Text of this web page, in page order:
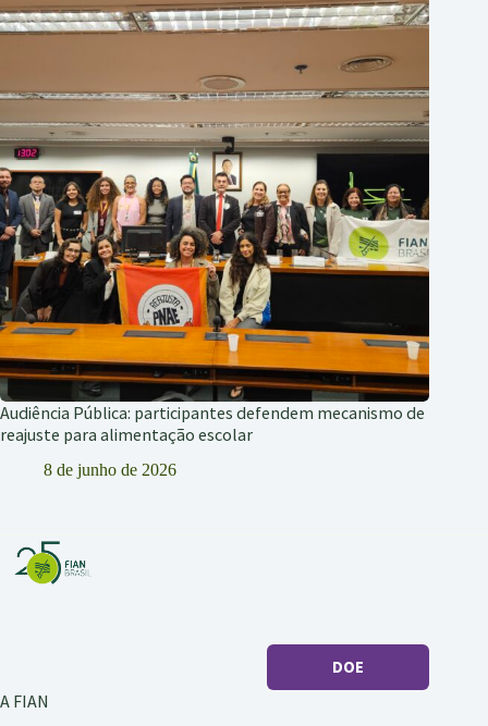
Audiência Pública: participantes defendem mecanismo de
reajuste para alimentação escolar
8 de junho de 2026
DOE
A FIAN